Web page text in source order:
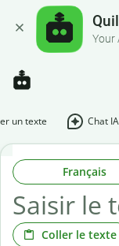
Your
un texte Chat IA
Français
Coller le texte